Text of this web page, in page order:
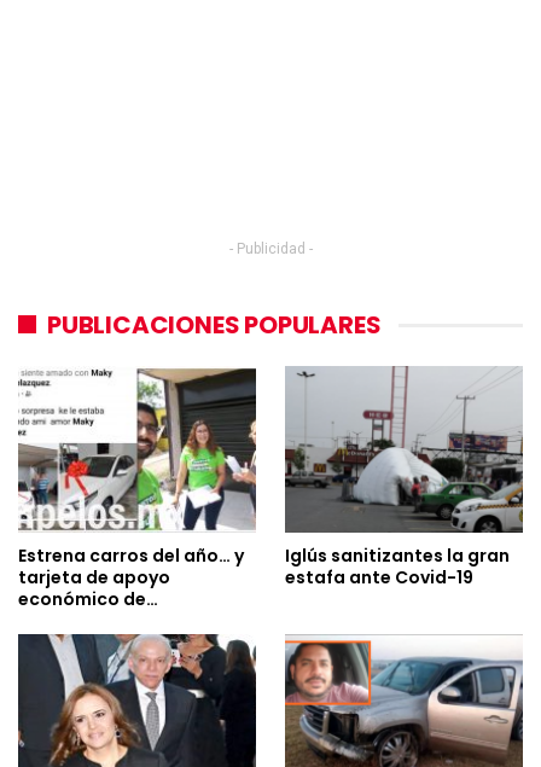
- Publicidad -
PUBLICACIONES POPULARES
Estrena carros del año… y
tarjeta de apoyo
económico de…
Iglús sanitizantes la gran
estafa ante Covid-19